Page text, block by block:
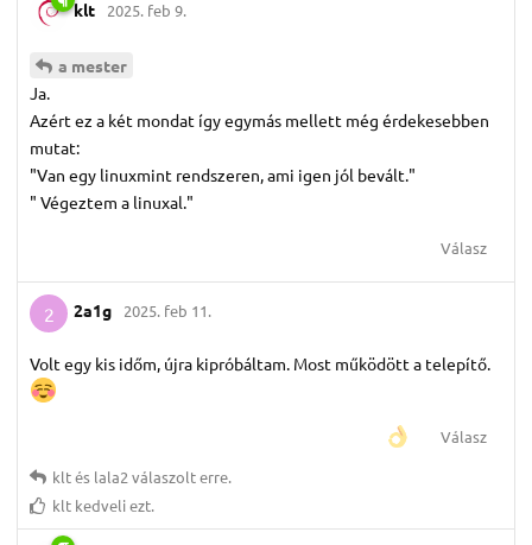
klt 2025. feb 9.
a mester
Ja.
Azért ez a két mondat így egymás mellett még érdekesebben
mutat:
"Van egy linuxmint rendszeren, ami igen jól bevált."
" Végeztem a linuxal."
Válasz
2 2a1g 2025. feb 11.
Volt egy kis időm, újra kipróbáltam. Most működött a telepítő.
Válasz
kltés lala2 válaszolt erre.
klt kedveli ezt.